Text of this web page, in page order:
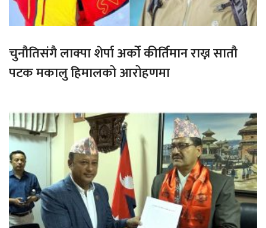
चुनौतिसंगै लाक्पा शेर्पा अर्को कीर्तिमान राख्न सातौ
पटक मकालु हिमालको आरोहणमा